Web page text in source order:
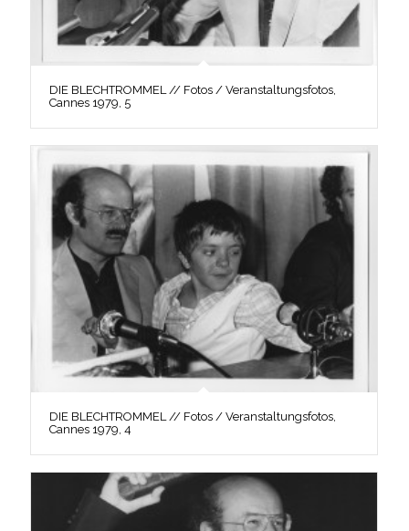
DIE BLECHTROMMEL // Fotos / Veranstaltungsfotos,
Cannes 1979, 5
DIE BLECHTROMMEL // Fotos / Veranstaltungsfotos,
Cannes 1979, 4